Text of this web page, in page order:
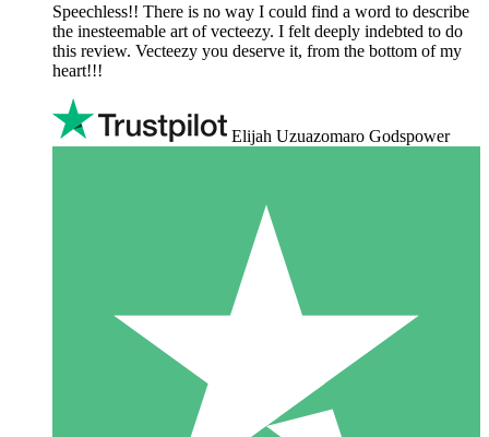
Speechless!! There is no way I could find a word to describe
the inesteemable art of vecteezy. I felt deeply indebted to do
this review. Vecteezy you deserve it, from the bottom of my
heart!!!
Elijah Uzuazomaro Godspower